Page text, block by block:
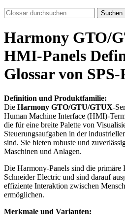
Suchen
Harmony GTO/
HMI-Panels
Glossar von
Definition und Produktfamilie:
Die Harmony GTO/GTU/GTUX-
Human Machine Interface (HMI)-
die für eine breite Palette von
Steuerungsaufgaben in der
sind. Sie bieten robuste und
Maschinen und Anlagen.
Die Harmony-Panels sind die
Schneider Electric und sind darauf
effiziente Interaktion zwischen
ermöglichen.
Merkmale und Varianten: